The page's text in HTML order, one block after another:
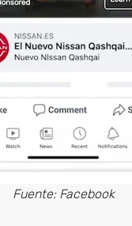
Fuente: Facebook